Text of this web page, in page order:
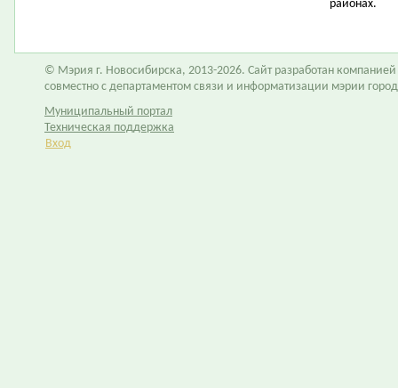
районах.
© Мэрия г. Новосибирска, 2013-2026. Сайт разработан компанией
совместно с департаментом связи и информатизации мэрии
Муниципальный портал
Техническая поддержка
Вход